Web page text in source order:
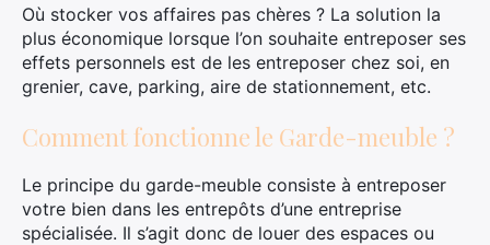
Où stocker vos affaires pas chères ? La solution la
plus économique lorsque l’on souhaite entreposer ses
effets personnels est de les entreposer chez soi, en
grenier, cave, parking, aire de stationnement, etc.
Comment fonctionne le Garde-meuble ?
Le principe du garde-meuble consiste à entreposer
votre bien dans les entrepôts d’une entreprise
spécialisée. Il s’agit donc de louer des espaces ou